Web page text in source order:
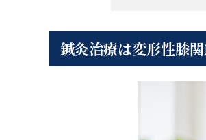
鍼灸治療は変形性膝